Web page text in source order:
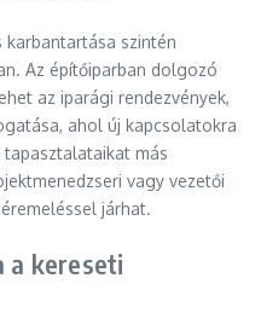
karbantartása szintén
Az építőiparban dolgozó
az iparági rendezvények,
ahol új kapcsolatokra
más
vagy vezetői
járhat.
a kereseti